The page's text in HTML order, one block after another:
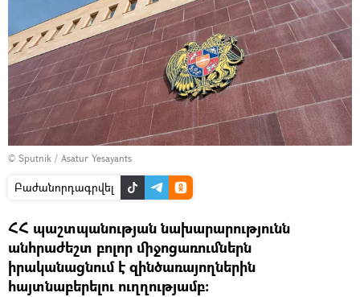
© Sputnik / Asatur Yesayants
Բաժանորդագրվել
ՀՀ պաշտպանության նախարարությունն
անհրաժեշտ բոլոր միջոցառումներն
իրականացնում է զինծառայողներին
հայտնաբերելու ուղղությամբ։